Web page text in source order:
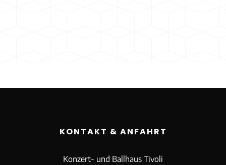
KONTAKT & ANFAHRT
Konzert- und Ballhaus Tivoli